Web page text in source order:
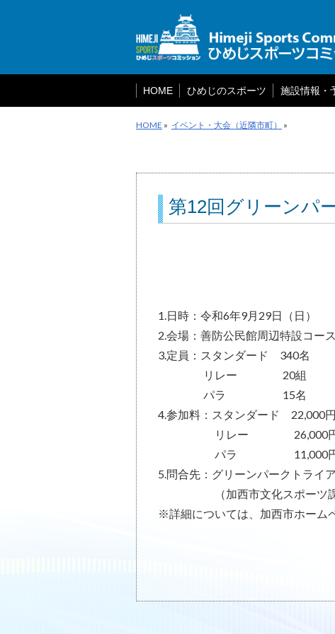
HOME ひめじのスポーツ 施設情報・
HOME » イベント・大会（近隣市町） »
第12回グリーンパ
1.日時：令和6年9月29日（日）
2.会場：善防公民館周辺特設コース
3.定員：スタンダード 340名
リレー 20組
パラ 15名
4.参加料：スタンダード 22,000円
リレー 26,000
パラ 11,000
5.問合先：グリーンパークトライ
（加西市文化スポーツ課）
※詳細については、加西市ホーム